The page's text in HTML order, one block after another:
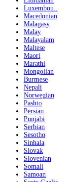
Luxembou..
Macedonian
Malagasy
Malay
Malayalam
Maltese
Maori
Marathi
Mongolian
Burmese
Nepali
Norwegian
Pashto
Persian
Punjabi
Serbian
Sesotho
Sinhala
Slovak
Slovenian
Somali
Samoan